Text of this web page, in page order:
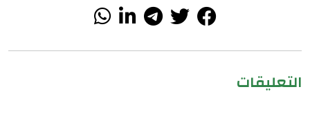
التعليقات